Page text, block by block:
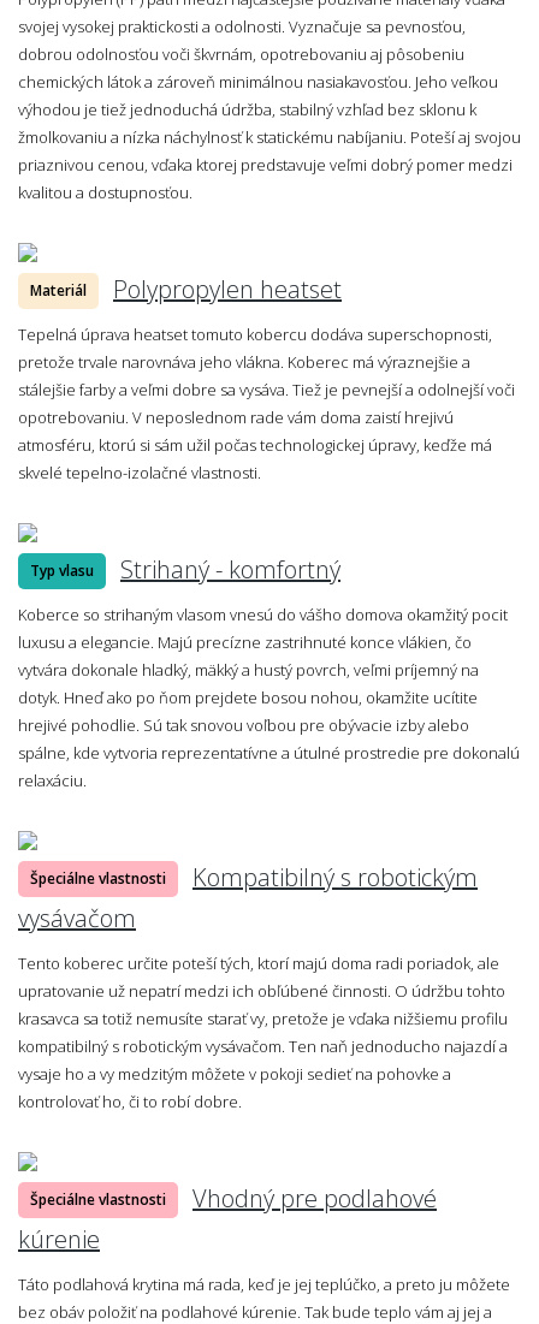
svojej vysokej praktickosti a odolnosti. Vyznačuje sa pevnosťou,
dobrou odolnosťou voči škvrnám, opotrebovaniu aj pôsobeniu
chemických látok a zároveň minimálnou nasiakavosťou. Jeho veľkou
výhodou je tiež jednoduchá údržba, stabilný vzhľad bez sklonu k
žmolkovaniu a nízka náchylnosť k statickému nabíjaniu. Poteší aj svojou
priaznivou cenou, vďaka ktorej predstavuje veľmi dobrý pomer medzi
kvalitou a dostupnosťou.
Materiál Polypropylen heatset
Tepelná úprava heatset tomuto kobercu dodáva superschopnosti,
pretože trvale narovnáva jeho vlákna. Koberec má výraznejšie a
stálejšie farby a veľmi dobre sa vysáva. Tiež je pevnejší a odolnejší voči
opotrebovaniu. V neposlednom rade vám doma zaistí hrejivú
atmosféru, ktorú si sám užil počas technologickej úpravy, keďže má
skvelé tepelno-izolačné vlastnosti.
Typ vlasu Strihaný - komfortný
Koberce so strihaným vlasom vnesú do vášho domova okamžitý pocit
luxusu a elegancie. Majú precízne zastrihnuté konce vlákien, čo
vytvára dokonale hladký, mäkký a hustý povrch, veľmi príjemný na
dotyk. Hneď ako po ňom prejdete bosou nohou, okamžite ucítite
hrejivé pohodlie. Sú tak snovou voľbou pre obývacie izby alebo
spálne, kde vytvoria reprezentatívne a útulné prostredie pre dokonalú
relaxáciu.
Špeciálne vlastnosti
Kompatibilný s robotickým
vysávačom
Tento koberec určite poteší tých, ktorí majú doma radi poriadok, ale
upratovanie už nepatrí medzi ich obľúbené činnosti. O údržbu tohto
krasavca sa totiž nemusíte starať vy, pretože je vďaka nižšiemu profilu
kompatibilný s robotickým vysávačom. Ten naň jednoducho najazdí a
vysaje ho a vy medzitým môžete v pokoji sedieť na pohovke a
kontrolovať ho, či to robí dobre.
Špeciálne vlastnosti
Vhodný pre podlahové
kúrenie
Táto podlahová krytina má rada, keď je jej teplúčko, a preto ju môžete
bez obáv položiť na podlahové kúrenie. Tak bude teplo vám aj jej a